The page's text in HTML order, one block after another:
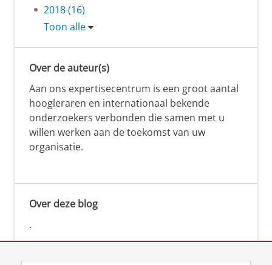
2018 (16)
Toon alle
Over de auteur(s)
Aan ons expertisecentrum is een groot aantal
hoogleraren en internationaal bekende
onderzoekers verbonden die samen met u
willen werken aan de toekomst van uw
organisatie.
Over deze blog
.